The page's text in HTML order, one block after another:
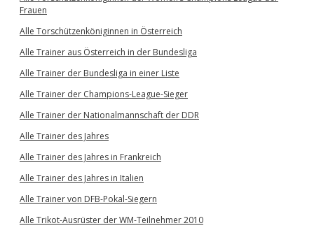
Frauen
Alle Torschützenköniginnen in Österreich
Alle Trainer aus Österreich in der Bundesliga
Alle Trainer der Bundesliga in einer Liste
Alle Trainer der Champions-League-Sieger
Alle Trainer der Nationalmannschaft der DDR
Alle Trainer des Jahres
Alle Trainer des Jahres in Frankreich
Alle Trainer des Jahres in Italien
Alle Trainer von DFB-Pokal-Siegern
Alle Trikot-Ausrüster der WM-Teilnehmer 2010